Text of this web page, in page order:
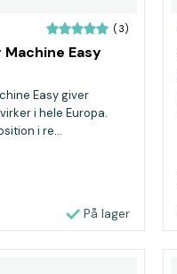
(3)
Easy
Easy giver
i hele Europa.
i re...
På lager